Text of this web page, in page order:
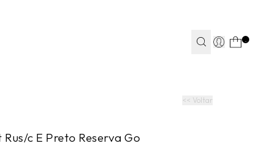
<< Voltar
Rus/c E Preto Reserva Go